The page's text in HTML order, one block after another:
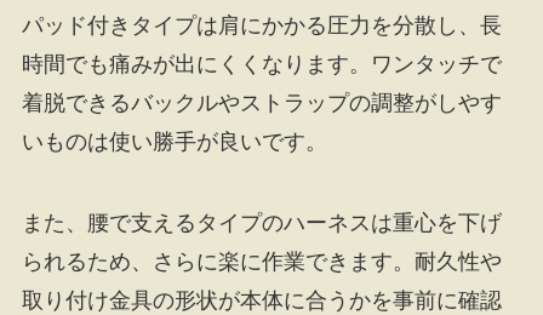
パッド付きタイプは肩にかかる圧力を分散し、長
時間でも痛みが出にくくなります。ワンタッチで
着脱できるバックルやストラップの調整がしやす
いものは使い勝手が良いです。
また、腰で支えるタイプのハーネスは重心を下げ
られるため、さらに楽に作業できます。耐久性や
取り付け金具の形状が本体に合うかを事前に確認